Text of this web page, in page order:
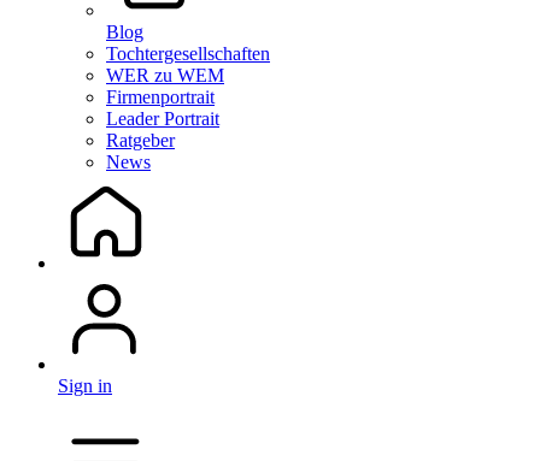
Blog
Tochtergesellschaften
WER zu WEM
Firmenportrait
Leader Portrait
Ratgeber
News
Sign in